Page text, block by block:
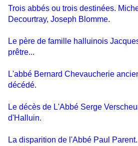
Trois abbés ou trois destinées.
Decourtray, Joseph Blomme.
Le père de famille halluinois
prêtre...
L'abbé Bernard Chevaucherie
décédé.
Le décès de L'Abbé Serge
d'Halluin.
La disparition de l'Abbé Paul